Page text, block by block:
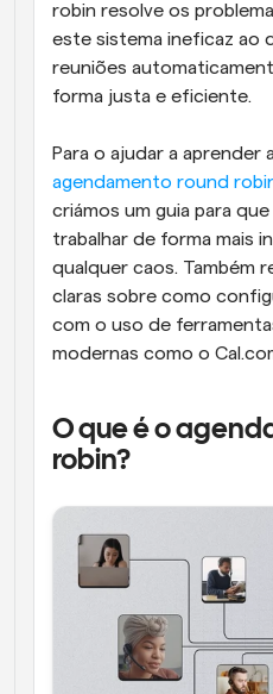
robin resolve os
este sistema ineficaz ao
reuniões
forma justa e eficiente.
agendamento round
criámos um guia para
trabalhar de forma mais
qualquer caos. Também
claras sobre como
com o uso de
modernas como o
O que é o
robin?